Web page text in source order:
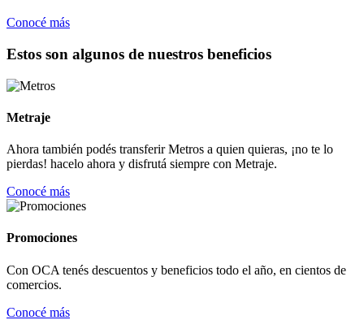
Conocé más
Estos son algunos de nuestros beneficios
Metraje
Ahora también podés transferir Metros a quien quieras, ¡no te lo
pierdas! hacelo ahora y disfrutá siempre con Metraje.
Conocé más
Promociones
Con OCA tenés descuentos y beneficios todo el año, en cientos de
comercios.
Conocé más